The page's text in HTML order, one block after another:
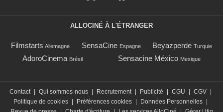
ALLOCINÉ À L'ÉTRANGER
Filmstarts Allemagne SensaCine Espagne Beyazperde Turquie
AdoroCinema Brésil Sensacine México Mexique
Contact | Qui sommes-nous | Recrutement | Publicité | CGU | CGV |
Politique de cookies | Préférences cookies | Données Personnelles |